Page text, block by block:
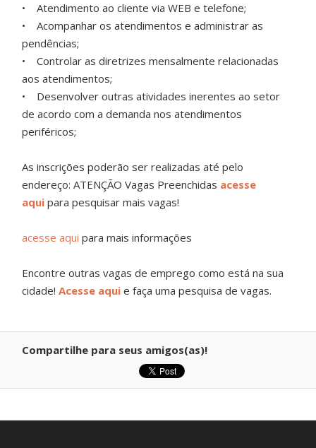
• Atendimento ao cliente via WEB e telefone;
• Acompanhar os atendimentos e administrar as
pendências;
• Controlar as diretrizes mensalmente relacionadas
aos atendimentos;
• Desenvolver outras atividades inerentes ao setor
de acordo com a demanda nos atendimentos
periféricos;
As inscrições poderão ser realizadas até pelo
endereço: ATENÇÃO Vagas Preenchidas acesse
aqui para pesquisar mais vagas!
acesse aquipara mais informações
Encontre outras vagas de emprego como está na sua
cidade!Acesse aqui e faça uma pesquisa de vagas.
Compartilhe para seus amigos(as)!